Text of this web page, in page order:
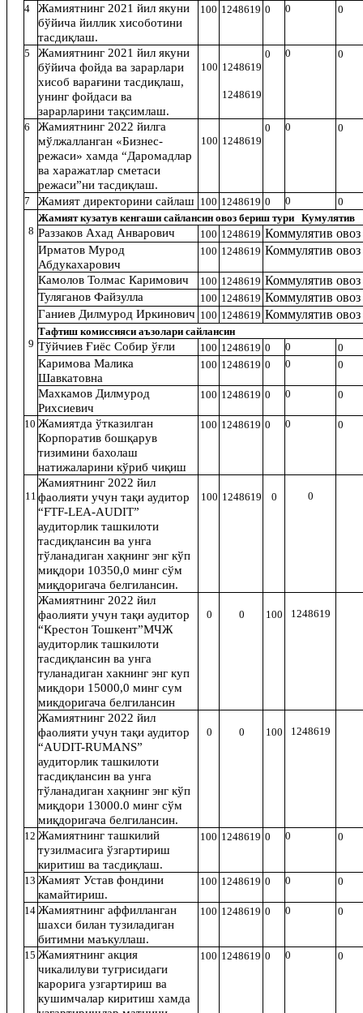
4
Жамиятнинг 2021 йил якуни
бўйича йиллик хисоботини
тасдиқлаш.
100 1248619 0 0 0
5
Жамиятнинг 2021 йил якуни
бўйича фойда ва зарарлари
хисоб варағини тасдиқлаш,
унинг фойдаси ва
зарарларини тақсимлаш.
100 1248619
1248619
0 0 0
6
Жамиятнинг 2022 йилга
мўлжалланган «Бизнес-
режаси» хамда “Даромадлар
ва харажатлар сметаси
режаси”ни тасдиқлаш.
100 1248619
0 0 0
7 Жамият директорини сайлаш 100 1248619 0 0 0
8
Жамият кузатув кенгаши сайлансин овоз бериш тури Кумулятив
Раззаков Ахад Анварович 100 1248619 Коммулятив
Ирматов Мурод
Абдукахарович
100 1248619 Коммулятив
Камолов Толмас Каримович 100 1248619 Коммулятив
Туляганов Файзулла 100 1248619 Коммулятив
Ганиев Дилмурод Иркинович 100 1248619 Коммулятив
9
Тафтиш комиссияси аъзолари сайлансин
Тўйчиев Ғиёс Собир ўғли 100 1248619 0 0 0
Каримова Малика
Шавкатовна
100 1248619 0 0 0
Махкамов Дилмурод
Рихсиевич
100 1248619 0 0 0
10 Жамиятда ўтказилган
Корпоратив бошқарув
тизимини бахолаш
натижаларини кўриб чиқиш
100 1248619 0 0 0
11
Жамиятнинг 2022 йил
фаолияти учун тақи аудитор
“FTF-LEA-AUDIT”
аудиторлик ташкилоти
тасдиқлансин ва унга
тўланадиган хақнинг энг кўп
миқдори 10350,0 минг сўм
миқдоригача белгилансин.
100 1248619 0 0
Жамиятнинг 2022 йил
фаолияти учун тақи аудитор
“Крестон Тошкент”МЧЖ
аудиторлик ташкилоти
тасдиқлансин ва унга
туланадиган хакнинг энг куп
микдори 15000,0 минг сум
микдоригача белгилансин
0 0 100 1248619
Жамиятнинг 2022 йил
фаолияти учун тақи аудитор
“AUDIT-RUMANS”
аудиторлик ташкилоти
тасдиқлансин ва унга
тўланадиган хақнинг энг кўп
миқдори 13000.0 минг сўм
миқдоригача белгилансин.
0 0 100 1248619
12 Жамиятнинг ташкилий
тузилмасига ўзгартириш
киритиш ва тасдиқлаш.
100 1248619 0 0 0
13 Жамият Устав фондини
камайтириш.
100 1248619 0 0 0
14 Жамиятнинг аффилланган
шахси билан тузиладиган
битимни маъкуллаш.
100 1248619 0 0 0
15 Жамиятнинг акция
чикалилуви тугрисидаги
карорига узгартириш ва
кушимчалар киритиш хамда
100 1248619 0 0 0